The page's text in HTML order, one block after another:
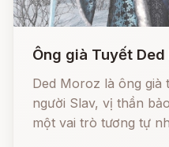
Ông già Tuyết
Ded Moroz là ông già
người Slav, vị thần
một vai trò tương tự